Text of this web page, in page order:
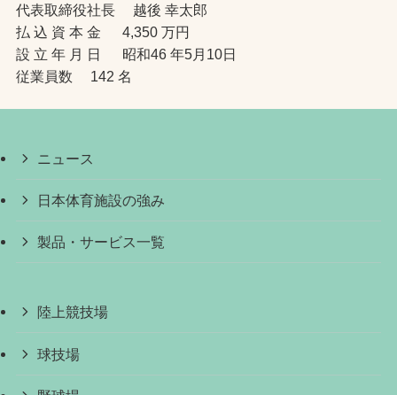
代表取締役社長 越後 幸太郎
払 込 資 本 金 4,350 万円
設 立 年 月 日 昭和46 年5月10日
従業員数 142 名
ニュース
日本体育施設の強み
製品・サービス一覧
陸上競技場
球技場